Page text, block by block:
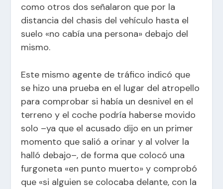
como otros dos señalaron que por la
distancia del chasis del vehículo hasta el
suelo «no cabía una persona» debajo del
mismo.
Este mismo agente de tráfico indicó que
se hizo una prueba en el lugar del atropello
para comprobar si había un desnivel en el
terreno y el coche podría haberse movido
solo –ya que el acusado dijo en un primer
momento que salió a orinar y al volver la
halló debajo–, de forma que colocó una
furgoneta «en punto muerto» y comprobó
que «si alguien se colocaba delante, con la